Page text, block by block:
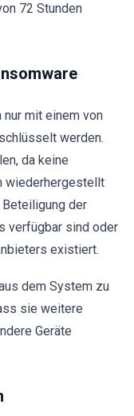
72 Stunden
nur mit einem von
werden.
da keine
wiederhergestellt
der
verfügbar sind oder
existiert.
dem System zu
sie weitere
Geräte